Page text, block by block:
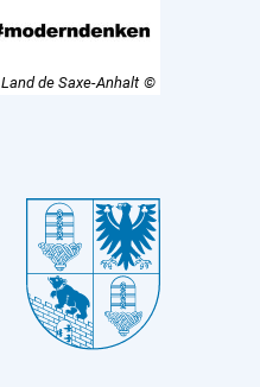
Land de Saxe-Anhalt